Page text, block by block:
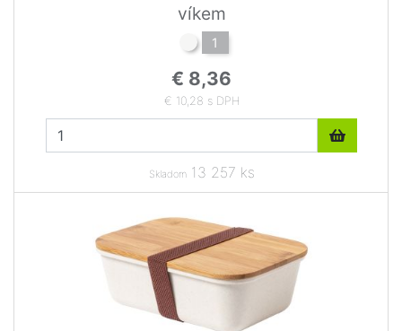
víkem
1
€ 8,36
€ 10,28 s DPH
Skladom13 257 ks